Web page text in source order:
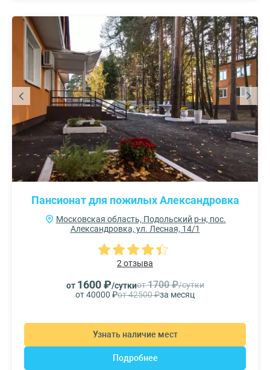
Пансионат для пожилых Александровка
Московская область, Подольский р-н, пос.
Александровка, ул. Лесная, 14/1
2 отзыва
от 1600 ₽/суткиот1700 ₽/сутки
от 40000 ₽от 42500 ₽за месяц
Узнать наличие мест
Подробнее